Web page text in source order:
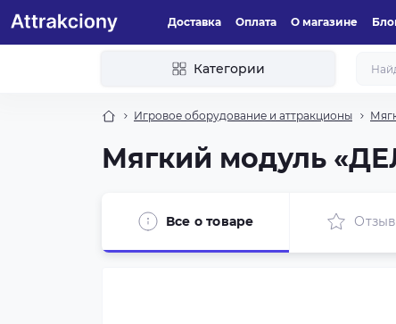
Доставка Оплата О магазине
Категории
Игровое оборудование и аттракционы
Мягкий модуль
Все о товаре